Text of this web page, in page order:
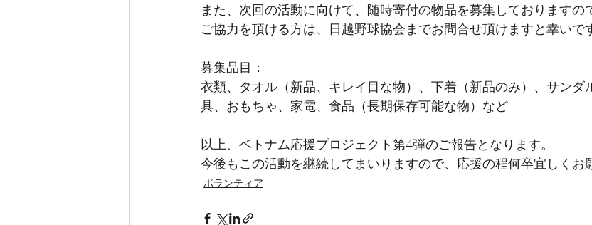
また、次回の活動に向けて、随時寄付の物品を募集しておりますの
ご協力を頂ける方は、日越野球協会までお問合せ頂けますと幸いで
募集品目：
衣類、タオル（新品、キレイ目な物）、下着（新品のみ）、サンダ
具、おもちゃ、家電、食品（長期保存可能な物）など
以上、ベトナム応援プロジェクト第4弾のご報告となります。
今後もこの活動を継続してまいりますので、応援の程何卒宜しくお
ボランティア